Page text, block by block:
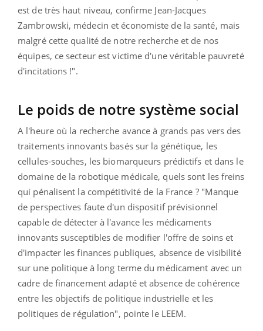
est de très haut niveau, confirme Jean-Jacques
Zambrowski, médecin et économiste de la santé, mais
malgré cette qualité de notre recherche et de nos
équipes, ce secteur est victime d'une véritable pauvreté
d'incitations !".
Le poids de notre système social
A l'heure où la recherche avance à grands pas vers des
traitements innovants basés sur la génétique, les
cellules-souches, les biomarqueurs prédictifs et dans le
domaine de la robotique médicale, quels sont les freins
qui pénalisent la compétitivité de la France ? "Manque
de perspectives faute d'un dispositif prévisionnel
capable de détecter à l'avance les médicaments
innovants susceptibles de modifier l'offre de soins et
d'impacter les finances publiques, absence de visibilité
sur une politique à long terme du médicament avec un
cadre de financement adapté et absence de cohérence
entre les objectifs de politique industrielle et les
politiques de régulation", pointe le LEEM.